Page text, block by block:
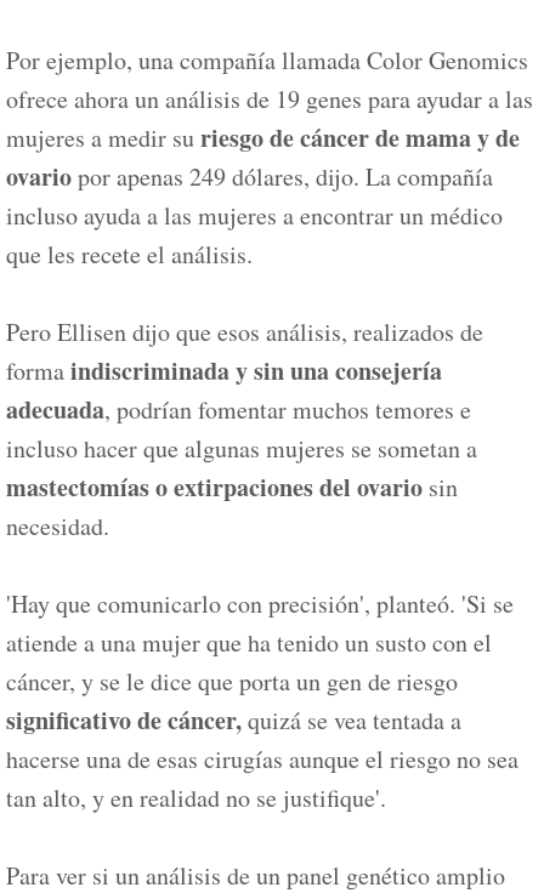
Por ejemplo, una compañía llamada Color Genomics
ofrece ahora un análisis de 19 genes para ayudar a las
mujeres a medir suriesgo de cáncer de mama y de
ovariopor apenas 249 dólares, dijo. La compañía
incluso ayuda a las mujeres a encontrar un médico
que les recete el análisis.
Pero Ellisen dijo que esos análisis, realizados de
formaindiscriminada y sin una consejería
adecuada, podrían fomentar muchos temores e
incluso hacer que algunas mujeres se sometan a
mastectomías o extirpaciones del ovario sin
necesidad.
'Hay que comunicarlo con precisión', planteó. 'Si se
atiende a una mujer que ha tenido un susto con el
cáncer, y se le dice que porta un gen de riesgo
significativo de cáncer,quizá se vea tentada a
hacerse una de esas cirugías aunque el riesgo no sea
tan alto, y en realidad no se justifique'.
Para ver si un análisis de un panel genético amplio